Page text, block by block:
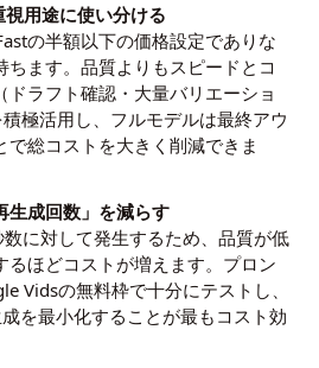
用途に使い分ける
の半額以下の価格設定でありな
ちます。品質よりもスピードとコ
ドラフト確認・大量バリエーショ
極活用し、フルモデルは最終アウ
で総コストを大きく削減できま
生成回数」を減らす
に対して発生するため、品質が低
るほどコストが増えます。プロン
Vidsの無料枠で十分にテストし、
を最小化することが最もコスト効